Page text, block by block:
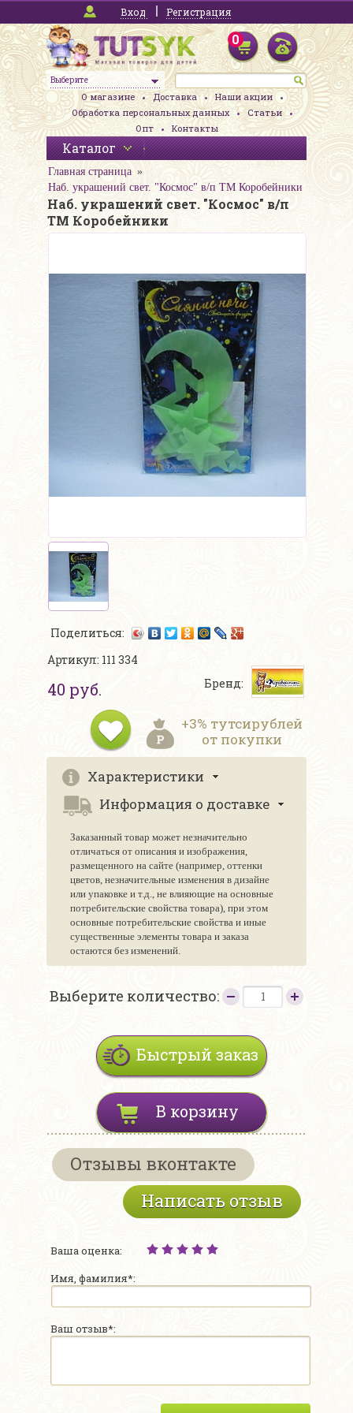
Вход Регистрация
Выберите
0
О магазине Доставка
Наши акции
Обработка персональных данных
Статьи
Опт
Контакты
Каталог
Главная страница
Наб. украшений свет. "Космос" в/п ТМ Коробейники
Наб. украшений свет. "Космос" в/п
ТМ Коробейники
Поделиться:
Артикул: 111 334
40 руб. Бренд:
+3% тутсирублей
от покупки
Характеристики
Информация о доставке
Заказанный товар может незначительно
отличаться от описания и изображения,
размещенного на сайте (например, оттенки
цветов, незначительные изменения в дизайне
или упаковке и т.д., не влияющие на основные
потребительские свойства товара), при этом
основные потребительские свойства и иные
существенные элементы товара и заказа
остаются без изменений.
Выберите количество:
Быстрый заказ
В корзину
Отзывы вконтакте
Написать отзыв
Ваша оценка:
Имя, фамилия*:
Ваш отзыв*: